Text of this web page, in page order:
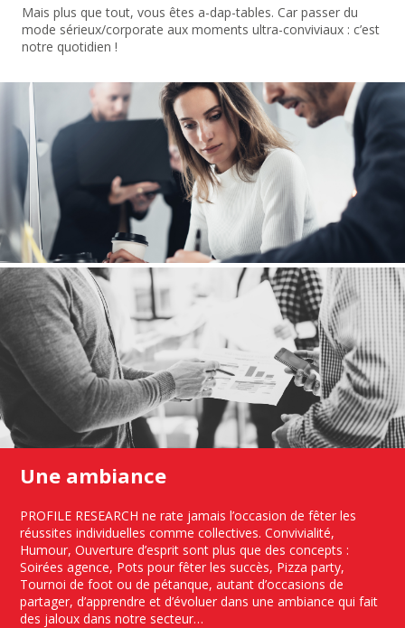
Mais plus que tout, vous êtes a-dap-tables. Car passer du
mode sérieux/corporate aux moments ultra-conviviaux : c’est
notre quotidien !
Une ambiance
PROFILE RESEARCH ne rate jamais l’occasion de fêter les
réussites individuelles comme collectives. Convivialité,
Humour, Ouverture d’esprit sont plus que des concepts :
Soirées agence, Pots pour fêter les succès, Pizza party,
Tournoi de foot ou de pétanque, autant d’occasions de
partager, d’apprendre et d’évoluer dans une ambiance qui fait
des jaloux dans notre secteur…